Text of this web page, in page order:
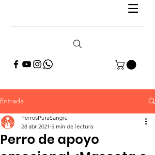
Entrada
Perro de apoyo
PerrosPuraSangre
28 abr 2021 5 min de lectura